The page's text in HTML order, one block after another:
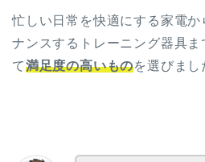
忙しい日常を快適にする家電
ナンスするトレーニング器具ま
て満足度の高いものを選びまし